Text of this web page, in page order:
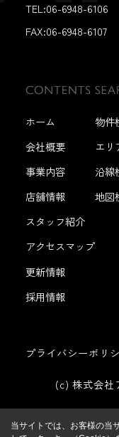
TEL:06-6948-6106
FAX:06-6948-6107
ホーム
会社概要
事業内容
店舗情報
スタッフ紹介
アクセスマップ
更新情報
採用情報
物件
エリ
沿線
地図
プライバシーポリ
(c) 株式会
当サイトでは、お客様の当